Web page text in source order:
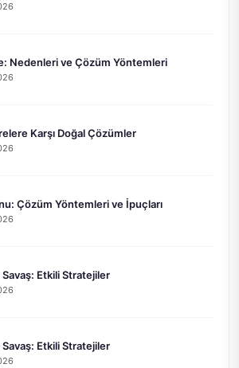
Nedenleri ve Çözüm Yöntemleri
Karşı Doğal Çözümler
Çözüm Yöntemleri ve İpuçları
Etkili Stratejiler
Etkili Stratejiler